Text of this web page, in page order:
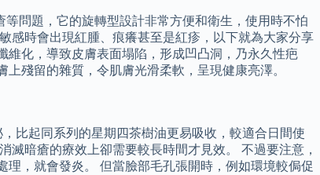
問題，它的旋轉型設計非常方便和衛生，使用時不怕
感時會出現紅腫、痕癢甚至是紅疹，以下就為大家分享
化，導致皮膚表面塌陷，形成凹凸洞，乃永久性疤
殘留的雜質，令肌膚光滑柔軟，呈現健康亮澤。
比起同系列的星期四茶樹油更易吸收，較適合日間使
暗瘡的療效上卻需要較長時間才見效。 不過要注意，
，就會發炎。 但當臉部毛孔張開時，例如環境較侷促